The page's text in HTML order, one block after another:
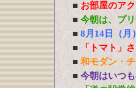
■ お部屋のア
■ 今朝は、プ
■ 8月14日（月
■
「トマト」
■ 和モダン・
■ 今朝はいつ